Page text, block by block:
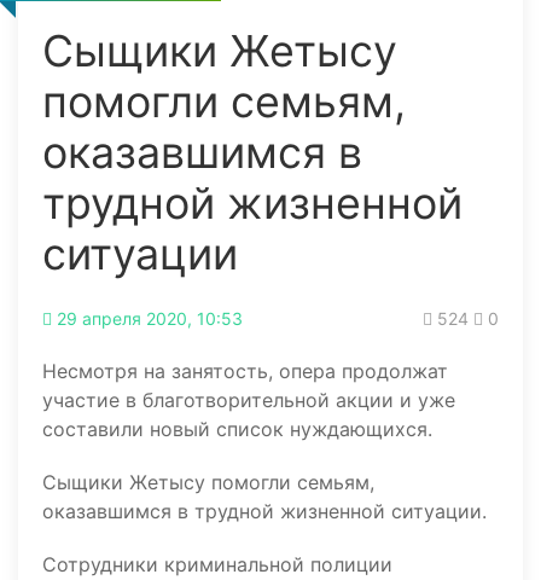
Сыщики Жетысу
помогли семьям,
оказавшимся в
трудной жизненной
ситуации
29 апреля 2020, 10:53 524 0
Несмотря на занятость, опера продолжат
участие в благотворительной акции и уже
составили новый список нуждающихся.
Сыщики Жетысу помогли семьям,
оказавшимся в трудной жизненной ситуации.
Сотрудники криминальной полиции